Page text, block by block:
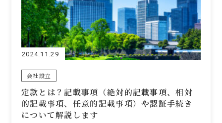
2024.11.29
会社設立
定款とは？記載事項（絶対的記載事項、相対
的記載事項、任意的記載事項）や認証手続き
について解説します